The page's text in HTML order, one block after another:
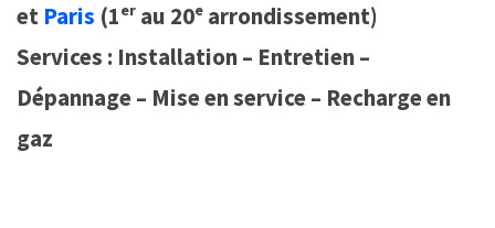
et Paris (1ᵉʳ au 20ᵉ arrondissement)
Services : Installation – Entretien –
Dépannage – Mise en service – Recharge en
gaz